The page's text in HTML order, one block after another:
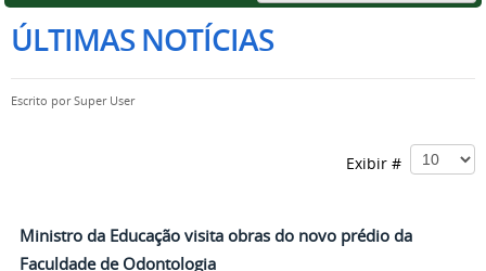
ÚLTIMAS NOTÍCIAS
Escrito porSuper User
Exibir #
Ministro da Educação visita obras do novo prédio da
Faculdade de Odontologia